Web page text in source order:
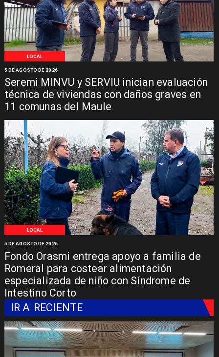
LOCAL
Seremi MINVU y SERVIU inician evaluación
técnica de viviendas con daños graves en
11 comunas del Maule
5 DE AGOSTO DE 2026
LOCAL
Fondo Orasmi entrega apoyo a familia de
Romeral para costear alimentación
especializada de niño con Síndrome de
Intestino Corto
5 DE AGOSTO DE 2026
IR A RECIENTE